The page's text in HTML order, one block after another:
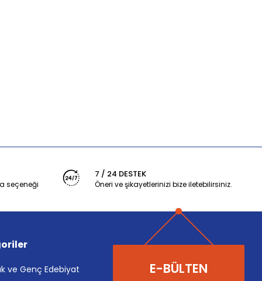
seçeneği
7 / 24 DESTEK
Öneri ve şikayetlerinizi bize iletebilirsiniz.
ve Genç Edebiyat
E-BÜLTEN